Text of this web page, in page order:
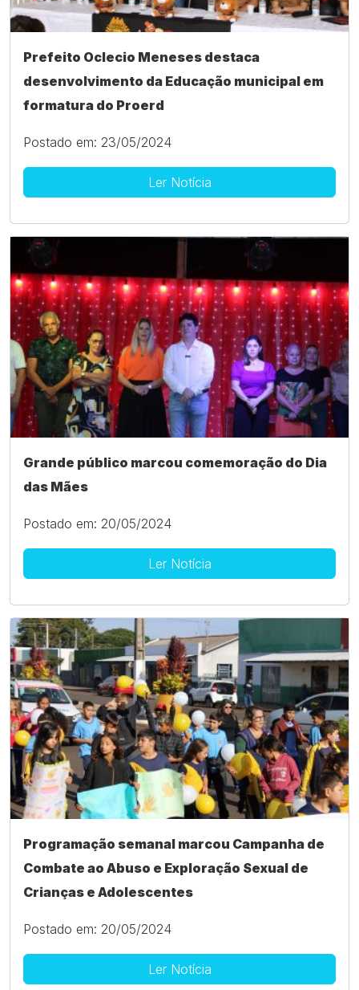
Prefeito Oclecio Meneses destaca
desenvolvimento da Educação municipal em
formatura do Proerd
Postado em: 23/05/2024
Ler Notícia
Grande público marcou comemoração do Dia
das Mães
Postado em: 20/05/2024
Ler Notícia
Programação semanal marcou Campanha de
Combate ao Abuso e Exploração Sexual de
Crianças e Adolescentes
Postado em: 20/05/2024
Ler Notícia